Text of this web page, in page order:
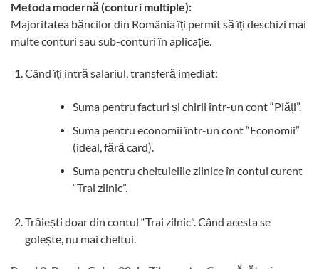
Metoda modernă (conturi multiple):
Majoritatea băncilor din România îți permit să îți deschizi mai
multe conturi sau sub-conturi în aplicație.
Când îți intră salariul, transferă imediat:
Suma pentru facturi și chirii într-un cont “Plăți”.
Suma pentru economii într-un cont “Economii”
(ideal, fără card).
Suma pentru cheltuielile zilnice în contul curent
“Trai zilnic”.
Trăiești doar din contul “Trai zilnic”. Când acesta se
golește, nu mai cheltui.